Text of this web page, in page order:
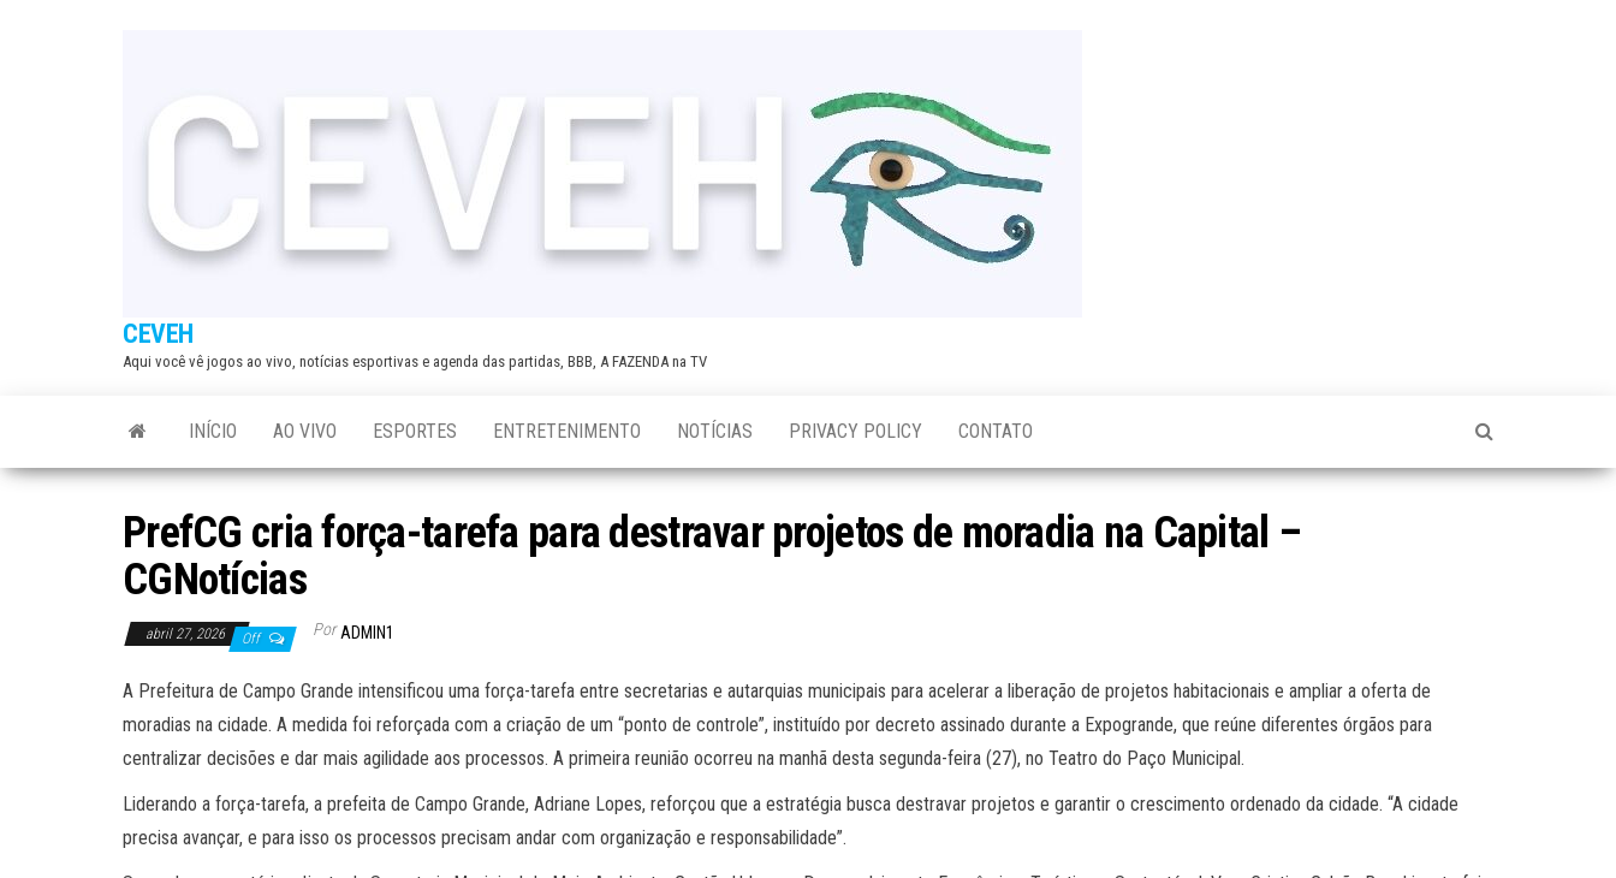
CEVEH
Aqui você vê jogos ao vivo, notícias esportivas e agenda das partidas, BBB, A FAZENDA na TV
INÍCIO AO VIVO ESPORTES ENTRETENIMENTO NOTÍCIAS PRIVACY POLICY CONTATO
PrefCG cria força-tarefa para destravar projetos de moradia na Capital –
CGNotícias
abril 27, 2026 Off Por ADMIN1
A Prefeitura de Campo Grande intensificou uma força-tarefa entre secretarias e autarquias municipais para acelerar a liberação de projetos habitacionais e ampliar a oferta de
moradias na cidade. A medida foi reforçada com a criação de um “ponto de controle”, instituído por decreto assinado durante a Expogrande, que reúne diferentes órgãos para
centralizar decisões e dar mais agilidade aos processos. A primeira reunião ocorreu na manhã desta segunda-feira (27), no Teatro do Paço Municipal.
Liderando a força-tarefa, a prefeita de Campo Grande, Adriane Lopes, reforçou que a estratégia busca destravar projetos e garantir o crescimento ordenado da cidade. “A cidade
precisa avançar, e para isso os processos precisam andar com organização e responsabilidade”.